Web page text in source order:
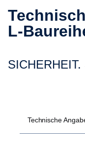
Technische Angaben zur
L-